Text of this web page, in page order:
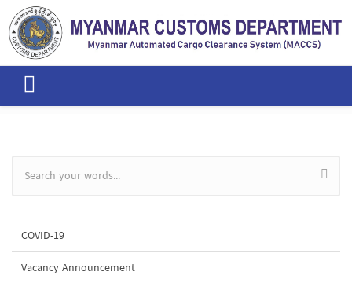
Skip to main content
Search form
COVID-19
Vacancy Announcement